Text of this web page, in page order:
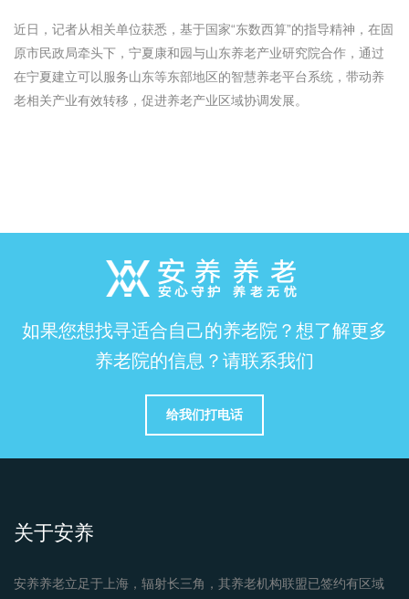
近日，记者从相关单位获悉，基于国家“东数西算”的指导精神，在固
原市民政局牵头下，宁夏康和园与山东养老产业研究院合作，通过
在宁夏建立可以服务山东等东部地区的智慧养老平台系统，带动养
老相关产业有效转移，促进养老产业区域协调发展。
如果您想找寻适合自己的养老院？想了解更多
养老院的信息？请联系我们
给我们打电话
关于安养
安养养老立足于上海，辐射长三角，其养老机构联盟已签约有区域